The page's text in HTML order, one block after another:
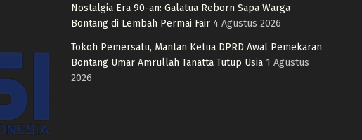
Nostalgia Era 90-an: Galatua Reborn Sapa Warga
Bontang di Lembah Permai Fair 4 Agustus 2026
Tokoh Pemersatu, Mantan Ketua DPRD Awal Pemekaran
Bontang Umar Amrullah Tanatta Tutup Usia 1 Agustus
2026